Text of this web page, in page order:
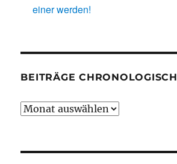
einer werden!
BEITRÄGE CHRONOLOGISCH
Beiträge